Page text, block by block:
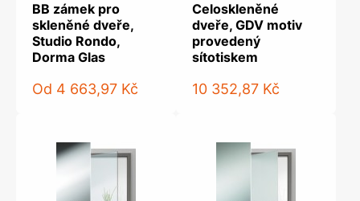
BB zámek pro
skleněné dveře,
Studio Rondo,
Dorma Glas
Od 4 663,97 Kč
Celoskleněné
dveře, GDV motiv
provedený
sítotiskem
10 352,87 Kč